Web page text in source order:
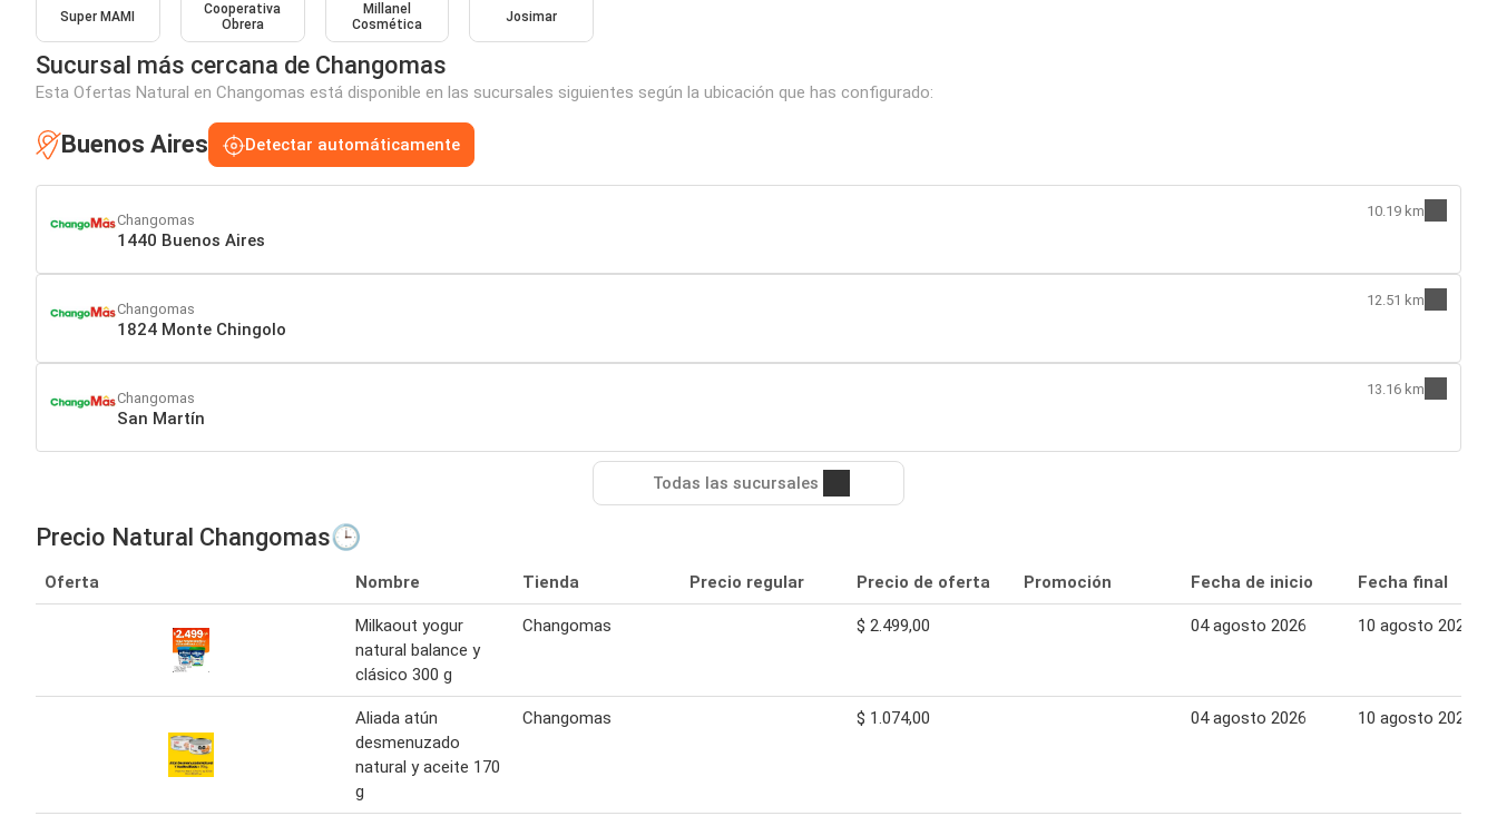
Super MAMI
Cooperativa
Obrera
Millanel
Cosmética
Josimar
Sucursal más cercana de Changomas
Esta Ofertas Natural en Changomas está disponible en las sucursales siguientes según la ubicación que has configurado:
Buenos Aires Detectar automáticamente
Changomas
1440 Buenos Aires
10.19 km
Changomas
1824 Monte Chingolo
12.51 km
Changomas
San Martín
13.16 km
Todas las sucursales
Precio Natural Changomas🕒
Oferta Nombre Tienda Precio regular Precio de oferta Promoción Fecha de inicio Fecha final
Milkaout yogur
natural balance y
clásico 300 g
Changomas $ 2.499,00 04 agosto 2026 10 agosto 2026
Aliada atún
desmenuzado
natural y aceite 170
g
Changomas $ 1.074,00 04 agosto 2026 10 agosto 2026